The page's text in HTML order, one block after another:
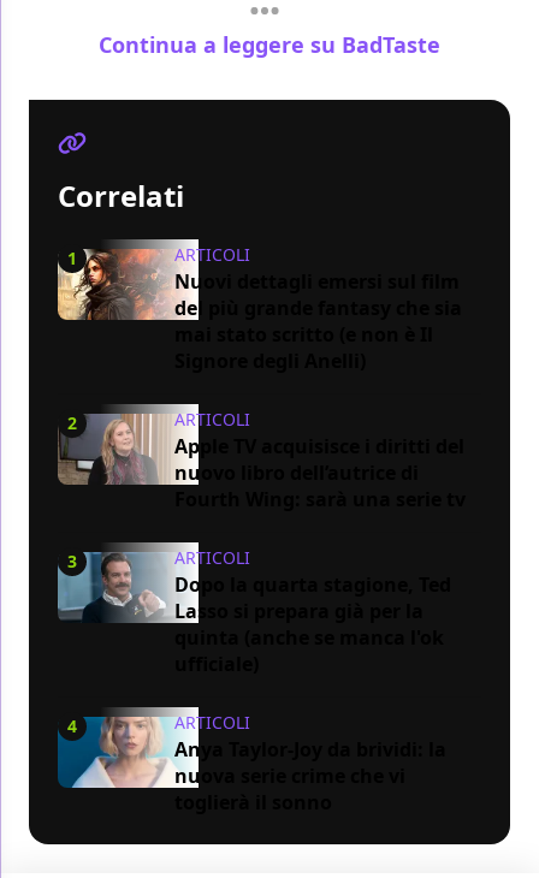
Continua a leggere su BadTaste
Correlati
1 ARTICOLI
Nuovi dettagli emersi sul film
del più grande fantasy che sia
2 ARTICOLI
Apple TV acquisisce i diritti del
nuovo libro dell’autrice di
3 ARTICOLI
Dopo la quarta stagione, Ted
Lasso si prepara già per la
4 ARTICOLI
Anya Taylor-Joy da brividi: la
nuova serie crime che vi